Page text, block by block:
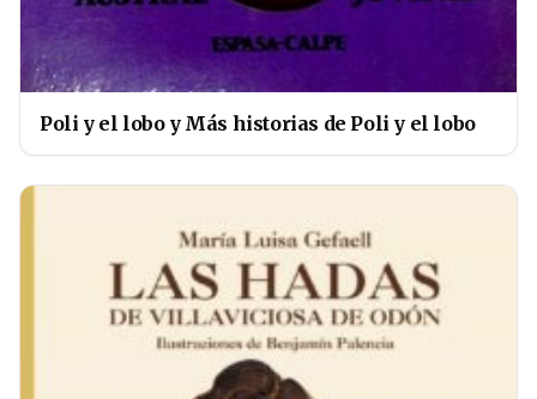
Poli y el lobo y Más historias de Poli y el lobo